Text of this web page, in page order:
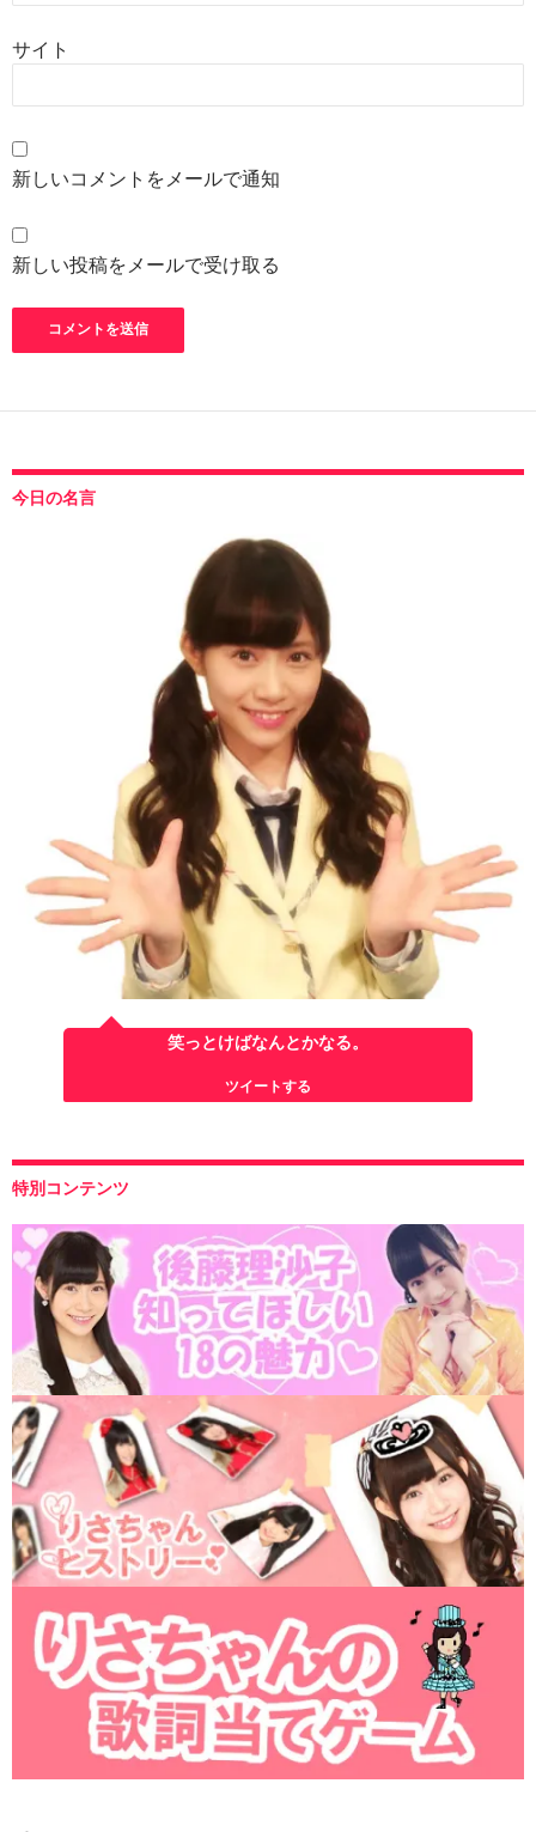
サイト
新しいコメントをメールで通知
新しい投稿をメールで受け取る
今日の名言
笑っとけばなんとかなる。
ツイートする
特別コンテンツ